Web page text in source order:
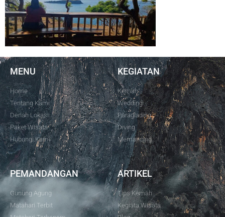
MENU
Home
Tentang Kami
Denah Lokasi
Paket Wisata
Hubungi Kami
KEGIATAN
Kemah
Wedding
Paraglading
Diving
Memancing
PEMANDANGAN
Gunung Agung
Matahari Terbit
ARTIKEL
Tips Kemah
Kegiata Wisata